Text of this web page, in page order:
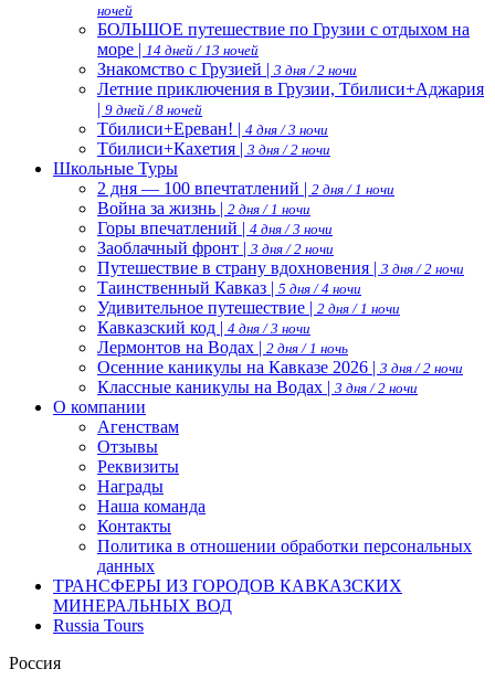
ночей
БОЛЬШОЕ путешествие по Грузии с отдыхом на
море | 14 дней / 13 ночей
Знакомство с Грузией | 3 дня / 2 ночи
Летние приключения в Грузии, Тбилиси+Аджария
| 9 дней / 8 ночей
Тбилиси+Ереван! | 4 дня / 3 ночи
Тбилиси+Кахетия | 3 дня / 2 ночи
Школьные Туры
2 дня — 100 впечтатлений | 2 дня / 1 ночи
Война за жизнь | 2 дня / 1 ночи
Горы впечатлений | 4 дня / 3 ночи
Заоблачный фронт | 3 дня / 2 ночи
Путешествие в страну вдохновения | 3 дня / 2 ночи
Таинственный Кавказ | 5 дня / 4 ночи
Удивительное путешествие | 2 дня / 1 ночи
Кавказский код | 4 дня / 3 ночи
Лермонтов на Водах | 2 дня / 1 ночь
Осенние каникулы на Кавказе 2026 | 3 дня / 2 ночи
Классные каникулы на Водах | 3 дня / 2 ночи
О компании
Агенствам
Отзывы
Реквизиты
Награды
Наша команда
Контакты
Политика в отношении обработки персональных
данных
ТРАНСФЕРЫ ИЗ ГОРОДОВ КАВКАЗСКИХ
МИНЕРАЛЬНЫХ ВОД
Russia Tours
Россия